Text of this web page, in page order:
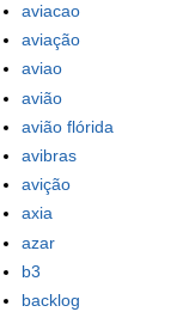
aviacao
aviação
aviao
avião
avião flórida
avibras
avição
axia
azar
b3
backlog